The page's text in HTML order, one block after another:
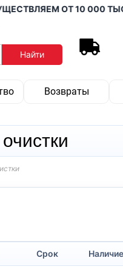
ОТ 10 000 ТЫС.
Возвраты
Срок Наличие